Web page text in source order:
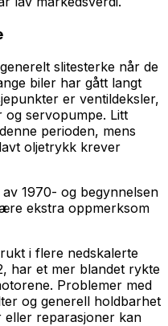
slitesterke når de
biler har gått langt
er ventildeksler,
og servopumpe. Litt
perioden, mens
oljetrykk krever
1970- og begynnelsen
ekstra oppmerksom
i flere nedskalerte
har et mer blandet rykte
Problemer med
og generell holdbarhet
eller reparasjoner kan